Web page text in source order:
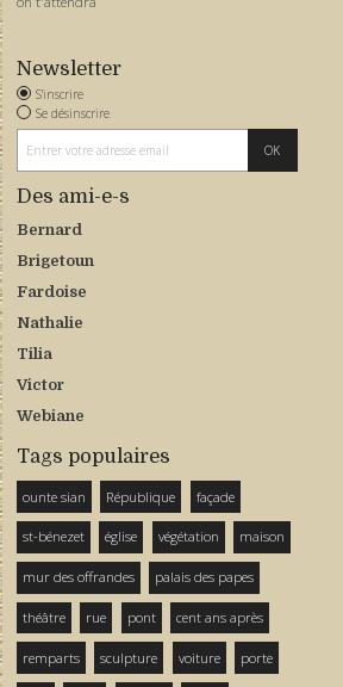
Newsletter
S'inscrire
Se désinscrire
Des ami-e-s
Bernard
Brigetoun
Fardoise
Nathalie
Tilia
Victor
Webiane
Tags populaires
ounte sian République façade
st-bénezet église végétation maison
mur des offrandes palais des papes
théâtre rue pont cent ans après
remparts sculpture voiture porte